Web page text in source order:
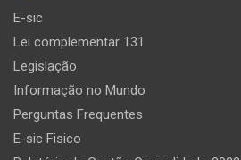
E-sic
Lei complementar 131
Legislação
Informação no Mundo
Perguntas Frequentes
E-sic Fisico